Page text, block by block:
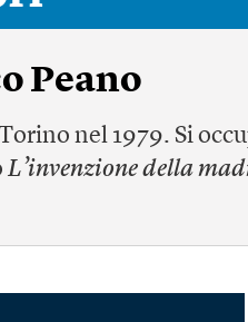
Peano
nel 1979. Si
L’invenzione della